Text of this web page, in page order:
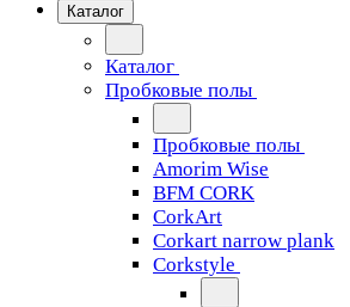
Каталог
Каталог
Пробковые полы
Пробковые полы
Amorim Wise
BFM CORK
CorkArt
Corkart narrow plank
Corkstyle